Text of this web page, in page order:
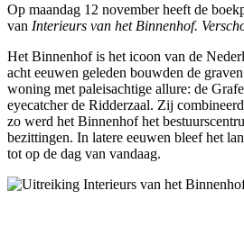
Op maandag 12 november heeft de
van Interieurs van het Binnenhof.
Het Binnenhof is het icoon van de
acht eeuwen geleden bouwden de
woning met paleisachtige allure: de
eyecatcher de Ridderzaal. Zij
zo werd het Binnenhof het
bezittingen. In latere eeuwen bleef het
tot op de dag van vandaag.